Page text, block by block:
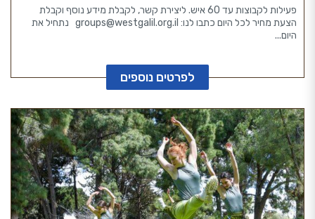
פעילות לקבוצות עד 60 איש. ליצירת קשר, לקבלת מידע נוסף וקבלת
הצעת מחיר לכל היום כתבו לנו: groups@westgalil.org.il נתחיל את
היום...
לפרטים נוספים